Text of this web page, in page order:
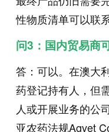
性物质清单可以联
问3：国内贸易商
答：可以。在澳大
药登记持有人，但
人或开展业务的公
亚农药法规Agvet